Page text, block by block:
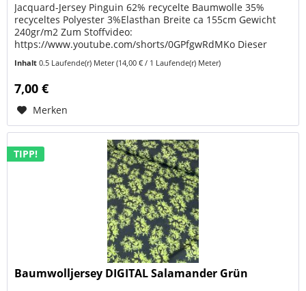
Jacquard-Jersey Pinguin 62% recycelte Baumwolle 35%
recyceltes Polyester 3%Elasthan Breite ca 155cm Gewicht
240gr/m2 Zum Stoffvideo:
https://www.youtube.com/shorts/0GPfgwRdMKo Dieser
Inhalt0.5 Laufende(r) Meter(14,00 € / 1 Laufende(r) Meter)
7,00 €
Merken
TIPP!
Baumwolljersey DIGITAL Salamander Grün